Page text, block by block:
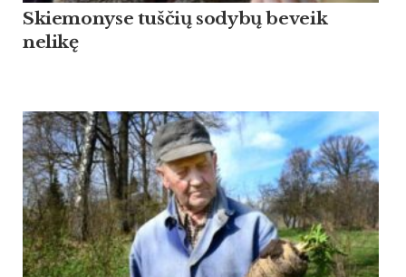
Skiemonyse tuščių sodybų beveik
nelikę